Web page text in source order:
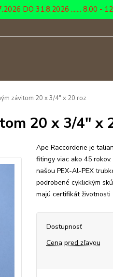
DO 31.8.2026 ....... 8:00 -
závitom 20 x 3/4" x 20 roz
20 x 3/4" x
Ape Raccorderie je
fitingy viac ako 45
našou PEX-Al-PEX
podrobené cyklickým
majú certifikát životnosti
Dostupnosť
Cena pred zľavou